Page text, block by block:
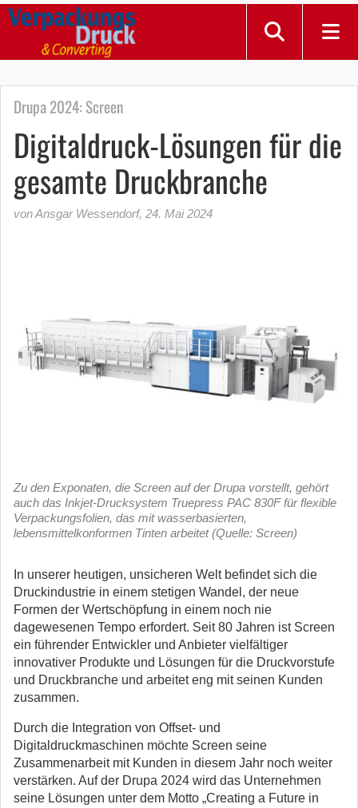
Drupa 2024: Screen
Digitaldruck-Lösungen für die
gesamte Druckbranche
von Ansgar Wessendorf, 24. Mai 2024
Zu den Exponaten, die Screen auf der Drupa vorstellt, gehört
auch das Inkjet-Drucksystem Truepress PAC 830F für flexible
Verpackungsfolien, das mit wasserbasierten,
lebensmittelkonformen Tinten arbeitet (Quelle: Screen)
In unserer heutigen, unsicheren Welt befindet sich die
Druckindustrie in einem stetigen Wandel, der neue
Formen der Wertschöpfung in einem noch nie
dagewesenen Tempo erfordert. Seit 80 Jahren ist Screen
ein führender Entwickler und Anbieter vielfältiger
innovativer Produkte und Lösungen für die Druckvorstufe
und Druckbranche und arbeitet eng mit seinen Kunden
zusammen.
Durch die Integration von Offset- und
Digitaldruckmaschinen möchte Screen seine
Zusammenarbeit mit Kunden in diesem Jahr noch weiter
verstärken. Auf der Drupa 2024 wird das Unternehmen
seine Lösungen unter dem Motto „Creating a Future in